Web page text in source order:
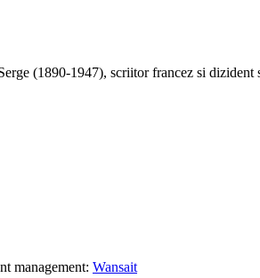
(1890-1947), scriitor francez si
management: Wansait